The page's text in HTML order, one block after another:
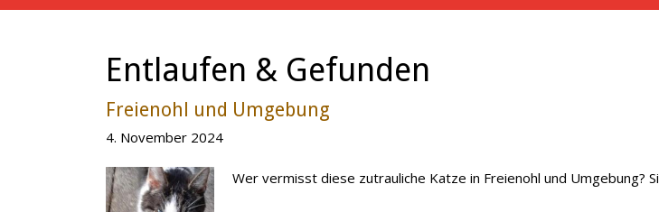
Entlaufen & Gefunden
Freienohl und Umgebung
4. November 2024
Wer vermisst diese zutrauliche Katze in Freienohl und Umgebung?